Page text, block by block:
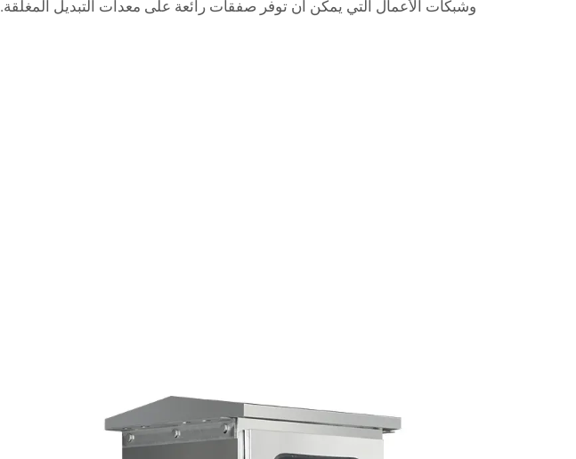
وشبكات الأعمال التي يمكن أن توفر صفقات رائعة على معدات التبديل المغلقة.